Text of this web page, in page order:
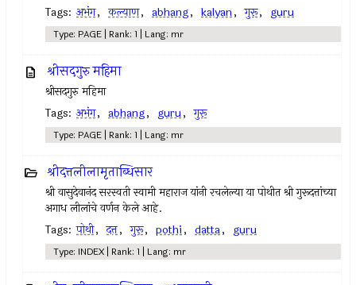
Tags: अभंग, कल्याण, abhang, kalyan, गुरू, guru
Type: PAGE | Rank: 1 | Lang: mr
श्रीसदगुरु महिमा
श्रीसदगुरु महिमा
Tags: अभंग, abhang, guru, गुरू
Type: PAGE | Rank: 1 | Lang: mr
श्रीदत्तलीलामृताब्धिसार
श्री वासुदेवानंद सरस्वती स्वामी महाराज यांनी रचलेल्या या पोथीत श्री गुरूदत्तांच्या
अगाध लीलांचे वर्णन केले आहे.
Tags: पोथी, दत्त, गुरू, pothi, datta, guru
Type: INDEX | Rank: 1 | Lang: mr